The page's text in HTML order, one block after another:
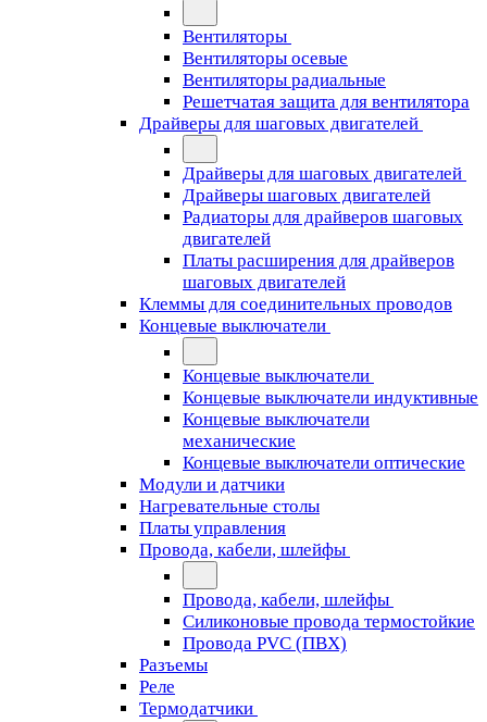
Вентиляторы
Вентиляторы осевые
Вентиляторы радиальные
Решетчатая защита для вентилятора
Драйверы для шаговых двигателей
Драйверы для шаговых двигателей
Драйверы шаговых двигателей
Радиаторы для драйверов шаговых
двигателей
Платы расширения для драйверов
шаговых двигателей
Клеммы для соединительных проводов
Концевые выключатели
Концевые выключатели
Концевые выключатели индуктивные
Концевые выключатели
механические
Концевые выключатели оптические
Модули и датчики
Нагревательные столы
Платы управления
Провода, кабели, шлейфы
Провода, кабели, шлейфы
Силиконовые провода термостойкие
Провода PVC (ПВХ)
Разъемы
Реле
Термодатчики